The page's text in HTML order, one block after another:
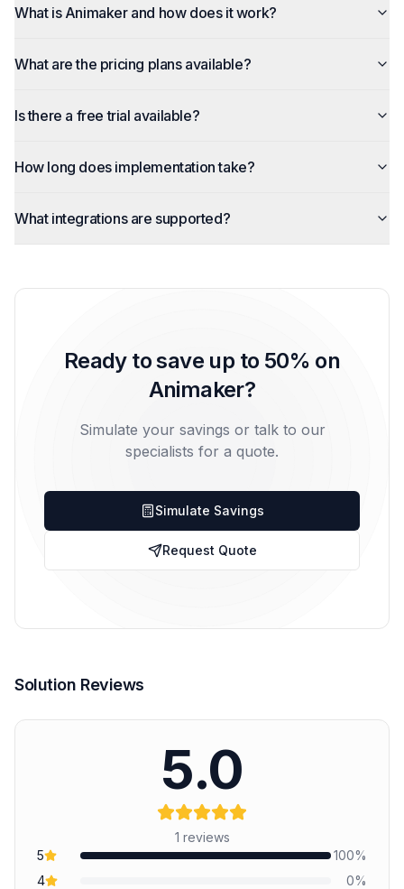
What is Animaker and how does it work?
What are the pricing plans available?
Is there a free trial available?
How long does implementation take?
What integrations are supported?
Ready to save up to 50% on
Animaker?
Simulate your savings or talk to our
specialists for a quote.
Simulate Savings
Request Quote
Solution Reviews
5.0
1 reviews
5
100%
4
0%